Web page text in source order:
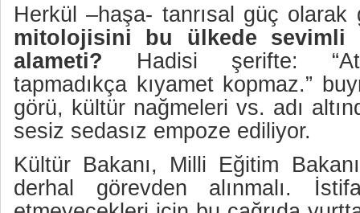
Herkül –haşa- tanrısal güç
mitolojisini bu ülkede sevimli
alameti? Hadisi şerifte:
tapmadıkça kıyamet kopmaz.”
görü, kültür nağmeleri vs. adı
sesiz sedasız empoze ediliyor.
Kültür Bakanı, Milli Eğitim
derhal görevden alınmalı.